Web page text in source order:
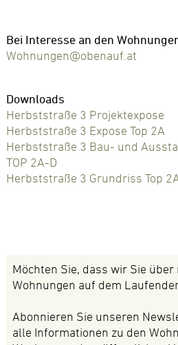
Bei Interesse an den
Wohnungen@obenauf.at
Downloads
Herbststraße 3 Projektexpose
Herbststraße 3 Expose Top 2A
Herbststraße 3 Bau- und
TOP 2A-D
Herbststraße 3 Grundriss Top
Möchten Sie, dass wir Sie über
Wohnungen auf dem
Abonnieren Sie unseren
alle Informationen zu den